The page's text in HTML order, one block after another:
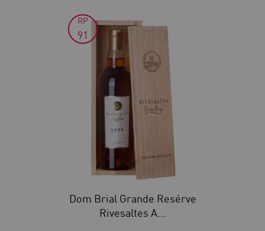
RP
91
Dom Brial Grande Resérve
Rivesaltes A...